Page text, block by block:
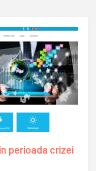
perioada crizei